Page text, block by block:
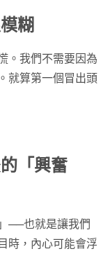
糊
。我們不需要因為
就算第一個冒出頭
「興奮
──也就是讓我們
時，內心可能會浮